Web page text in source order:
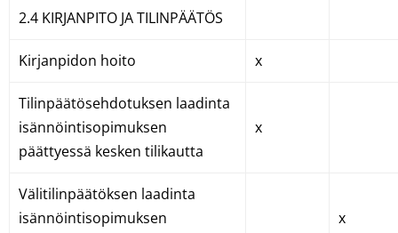
2.4 KIRJANPITO JA TILINPÄÄTÖS
Kirjanpidon hoito x
Tilinpäätösehdotuksen laadinta
isännöintisopimuksen
päättyessä kesken tilikautta
x
Välitilinpäätöksen laadinta
isännöintisopimuksen
x